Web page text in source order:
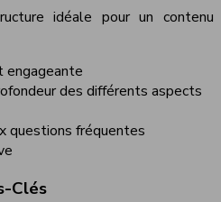
idéale pour un contenu
engageante
des différents aspects
questions fréquentes
Clés